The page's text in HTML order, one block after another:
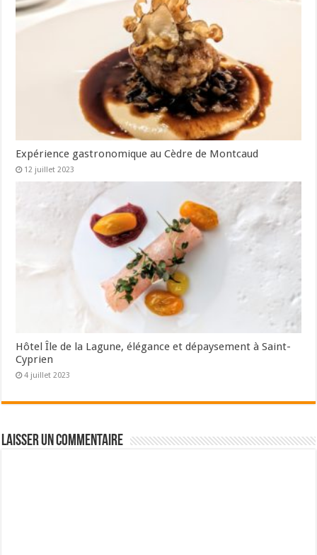
Expérience gastronomique au Cèdre de Montcaud
12 juillet 2023
Hôtel Île de la Lagune, élégance et dépaysement à Saint-
Cyprien
4 juillet 2023
Laisser un commentaire